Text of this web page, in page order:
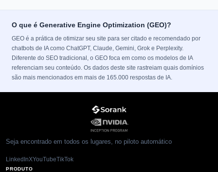
O que é Generative Engine Optimization (GEO)?
GEO é a prática de otimizar seu site para ser citado e recomendado por
chatbots de IA como ChatGPT, Claude, Gemini, Grok e Perplexity.
Diferente do SEO tradicional, o GEO foca em como os modelos de IA
referenciam seu conteúdo. Os dados deste site rastreiam quais domínios
são mais mencionados em mais de 165.000 respostas de IA.
Seja encontrado em todos os lugares, no piloto automático
LinkedInXYouTubeTikTok
PRODUTO